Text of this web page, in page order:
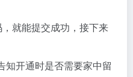
就能提交成功，接下来
开通时是否需要家中留